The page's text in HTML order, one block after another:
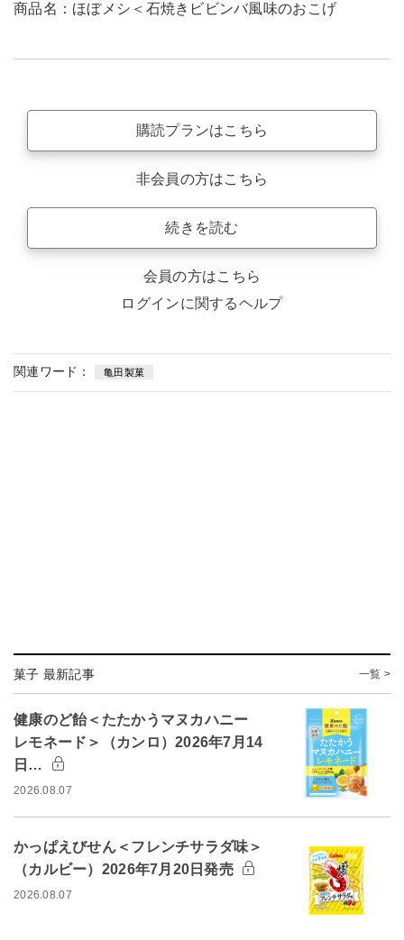
商品名：ほぼメシ＜石焼きビビンバ風味のおこげ
購読プランはこちら
非会員の方はこちら
続きを読む
会員の方はこちら
ログインに関するヘルプ
関連ワード： 亀田製菓
菓子 最新記事 一覧 >
健康のど飴＜たたかうマヌカハニー
レモネード＞（カンロ）2026年7月14
日…
2026.08.07
かっぱえびせん＜フレンチサラダ味＞
（カルビー）2026年7月20日発売
2026.08.07